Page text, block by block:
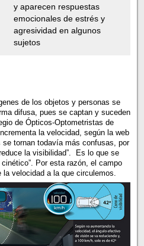
y aparecen respuestas
emocionales de estrés y
agresividad en algunos
sujetos
de los objetos y personas se
difusa, pues se captan y suceden
de Ópticos-Optometristas de
la velocidad, según la web
se tornan todavía más confusas, por
la visibilidad”. Es lo que se
Por esta razón, el campo
velocidad a la que circulemos.